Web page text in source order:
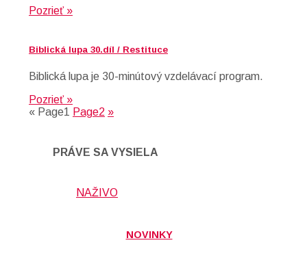
Pozrieť »
Biblická lupa 30.díl / Restituce
Biblická lupa je 30-minútový vzdelávací program.
Pozrieť »
« Page1 Page2 »
PRÁVE SA VYSIELA
NAŽIVO
NOVINKY